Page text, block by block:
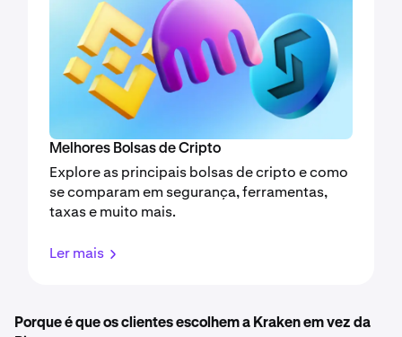
Melhores Bolsas de Cripto
Explore as principais bolsas de cripto e como
se comparam em segurança, ferramentas,
taxas e muito mais.
Ler mais
Porque é que os clientes escolhem a Kraken em vez da